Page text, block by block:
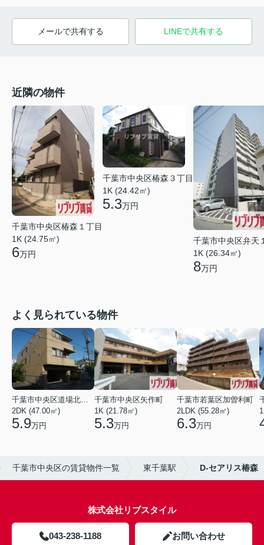
メールで共有する LINEで共有する
近隣の物件
千葉市中央区椿森１丁目
1K (24.75㎡)
6万円
千葉市中央区椿森３丁目
1K (24.42㎡)
5.3万円
千葉市中央区弁天
1K (26.34㎡)
8万円
よく見られている物件
千葉市中央区道場北２丁目
2DK (47.00㎡)
5.9万円
千葉市中央区矢作町
1K (21.78㎡)
5.3万円
千葉市若葉区加曽利町
2LDK (55.28㎡)
6.3万円
千葉市中央区の賃貸物件一覧 東千葉駅 D-セアリス椿森
株式会社リブスタイル
043-238-1188 お問い合わせ